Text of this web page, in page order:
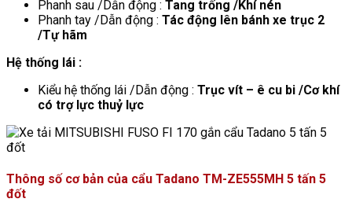
Phanh sau /Dẫn động : Tang trống /Khí nén
Phanh tay /Dẫn động : Tác động lên bánh xe trục 2
/Tự hãm
Hệ thống lái :
Kiểu hệ thống lái /Dẫn động : Trục vít – ê cu bi /Cơ khí
có trợ lực thuỷ lực
Thông số cơ bản của cẩu Tadano TM-ZE555MH 5 tấn 5
đốt